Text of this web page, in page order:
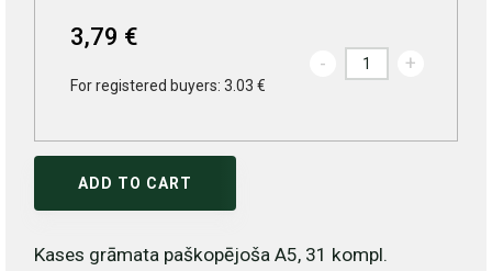
3,79 €
For registered buyers: 3.03 €
- +
ADD TO CART
Kases grāmata paškopējoša A5, 31 kompl.